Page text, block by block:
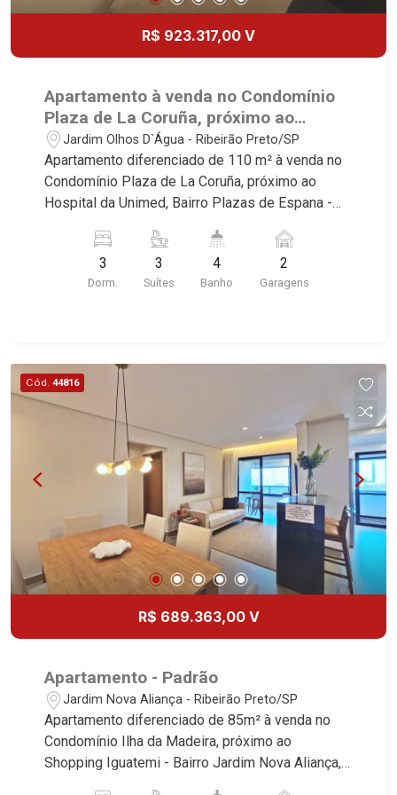
R$ 923.317,00 V
Apartamento à venda no Condomínio
Plaza de La Coruña, próximo ao
Hospital da Unimed - Ribeirão
Preto/SP.
Jardim Olhos D`Água - Ribeirão Preto/SP
Apartamento diferenciado de 110 m² à venda no
Condomínio Plaza de La Coruña, próximo ao
Hospital da Unimed, Bairro Plazas de Espana -
deste imóvel que a Martinelli Imobiliária
selecionou para você: - 110m² de área útil - 03
dormitórios, sala e sacada gourmet - Área de
Serviço - Banheiro de Serviço - Varanda Gourmet
com Churrasqueira à carvão - 02 Vagas - Fino
acabamento - Alto Padrão *Consulte unidades
disponível Martinelli Imobiliária, referência no
mercado imobiliário desde 2000. Especialistas
em Venda, Locação e Lançamentos! Avenida
João Fiúsa, 1051 - Alto da Boa Vista | Ribeirão
Preto.
3
Dorm.
3
Suítes
4
Banho
2
Garagens
Cód. 44816
R$ 689.363,00 V
Apartamento - Padrão
Jardim Nova Aliança - Ribeirão Preto/SP
Apartamento diferenciado de 85m² à venda no
Condomínio Ilha da Madeira, próximo ao
Shopping Iguatemi - Bairro Jardim Nova Aliança,